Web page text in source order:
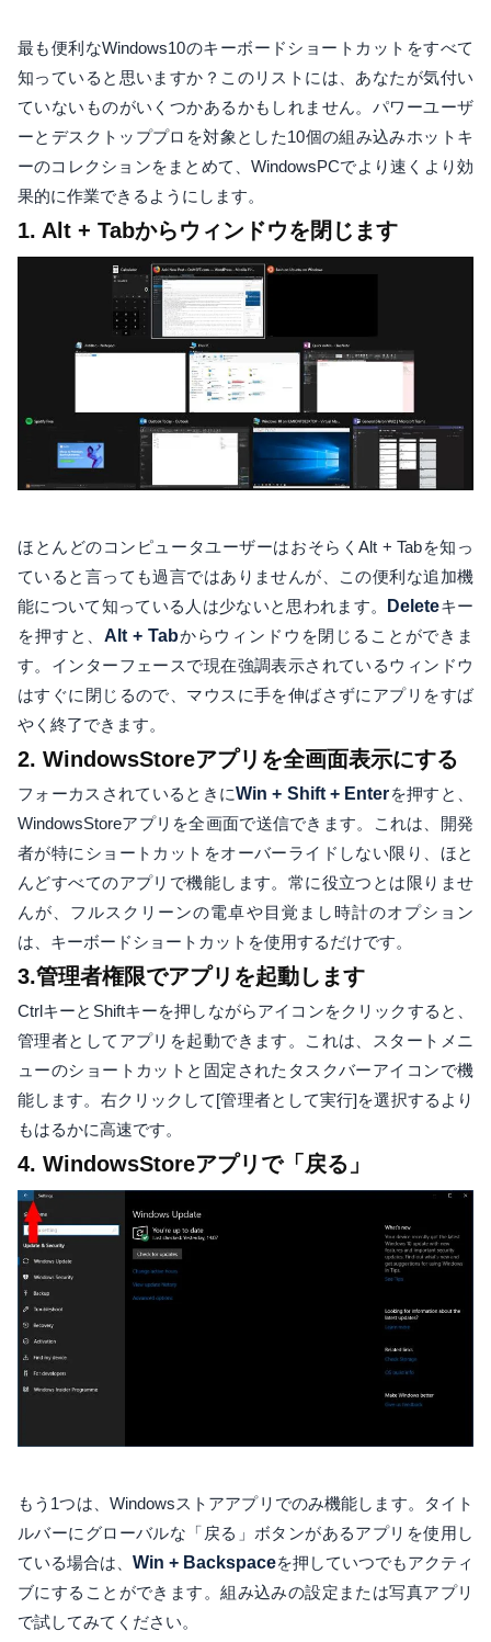
最も便利なWindows10のキーボードショートカットをすべて
知っていると思いますか？このリストには、あなたが気付い
ていないものがいくつかあるかもしれません。パワーユーザ
ーとデスクトッププロを対象とした10個の組み込みホットキ
ーのコレクションをまとめて、WindowsPCでより速くより効
果的に作業できるようにします。
1. Alt + Tabからウィンドウを閉じます
ほとんどのコンピュータユーザーはおそらくAlt + Tabを知っ
ていると言っても過言ではありませんが、この便利な追加機
能について知っている人は少ないと思われます。
Deleteキー
を押すと、Alt + Tabからウィンドウを閉じることができま
す。インターフェースで現在強調表示されているウィンドウ
はすぐに閉じるので、マウスに手を伸ばさずにアプリをすば
やく終了できます。
2. WindowsStoreアプリを全画面表示にする
フォーカスされているときにWin + Shift + Enterを押すと、
WindowsStoreアプリを全画面で送信できます。これは、開発
者が特にショートカットをオーバーライドしない限り、ほと
んどすべてのアプリで機能します。常に役立つとは限りませ
んが、フルスクリーンの電卓や目覚まし時計のオプション
は、キーボードショートカットを使用するだけです。
3.管理者権限でアプリを起動します
CtrlキーとShiftキーを押しながらアイコンをクリックすると、
管理者としてアプリを起動できます。これは、スタートメニ
ューのショートカットと固定されたタスクバーアイコンで機
能します。右クリックして[管理者として実行]を選択するより
もはるかに高速です。
4. WindowsStoreアプリで「戻る」
もう1つは、Windowsストアアプリでのみ機能します。タイト
ルバーにグローバルな「戻る」ボタンがあるアプリを使用し
ている場合は、 Win + Backspaceを押していつでもアクティ
ブにすることができます。組み込みの設定または写真アプリ
で試してみてください。